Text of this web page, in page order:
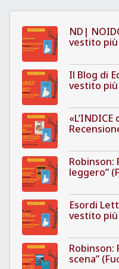
ND|
vestito
Il Blog di
vestito
Robinson:
leggero”
Esordi
vestito più
Robinson:
scena”